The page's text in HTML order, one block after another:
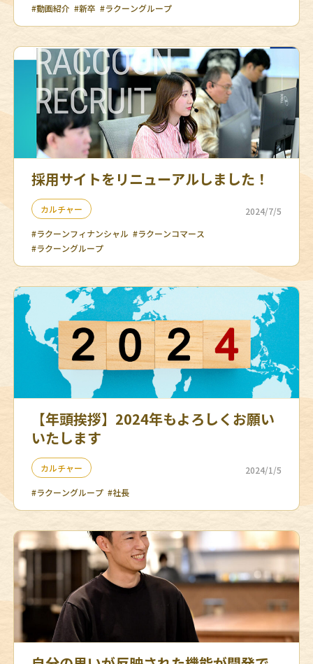
#動画紹介 #新卒 #ラクーングループ
採用サイトをリニューアルしました！
カルチャー
2024/7/5
#ラクーンフィナンシャル #ラクーンコマース
#ラクーングループ
【年頭挨拶】2024年もよろしくお願い
いたします
カルチャー
2024/1/5
#ラクーングループ #社長